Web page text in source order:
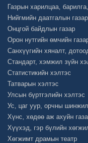
Газрын харилцаа,
Нийгмийн даатгалын газар
Онцгой байдлын газар
Орон нутгийн өмчийн
Санхүүгийн хяналт,
Стандарт, хэмжил зүйн
Статистикийн хэлтэс
Татварын хэлтэс
Улсын бүртгэлийн хэлтэс
Ус, цаг уур, орчны
Хүнс, хөдөө аж ахуйн
Хүүхэд, гэр бүлийн
Хөгжимт драмын театр